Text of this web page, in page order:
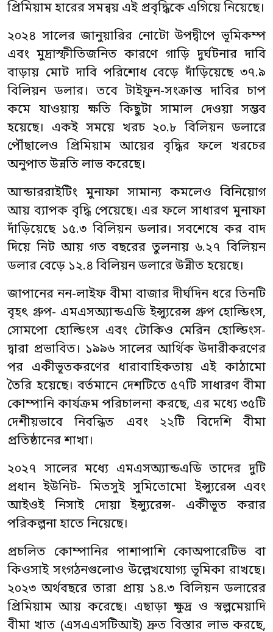
প্রিমিয়াম হারের সমন্বয় এই প্রবৃদ্ধিকে এগিয়ে নিয়েছে।
২০২৪ সালের জানুয়ারির নোটো উপদ্বীপে ভূমিকম্প
এবং মুদ্রাস্ফীতিজনিত কারণে গাড়ি দুর্ঘটনার দাবি
বাড়ায় মোট দাবি পরিশোধ বেড়ে দাঁড়িয়েছে ৩৭.৯
বিলিয়ন ডলার। তবে টাইফুন-সংক্রান্ত দাবির চাপ
কমে যাওয়ায় ক্ষতি কিছুটা সামাল দেওয়া সম্ভব
হয়েছে। একই সময়ে খরচ ২০.৮ বিলিয়ন ডলারে
পৌঁছালেও প্রিমিয়াম আয়ের বৃদ্ধির ফলে খরচের
অনুপাত উন্নতি লাভ করেছে।
আন্ডাররাইটিং মুনাফা সামান্য কমলেও বিনিয়োগ
আয় ব্যাপক বৃদ্ধি পেয়েছে। এর ফলে সাধারণ মুনাফা
দাঁড়িয়েছে ১৫.৩ বিলিয়ন ডলার। সবশেষে কর বাদ
দিয়ে নিট আয় গত বছরের তুলনায় ৬.২৭ বিলিয়ন
ডলার বেড়ে ১২.৪ বিলিয়ন ডলারে উন্নীত হয়েছে।
জাপানের নন-লাইফ বীমা বাজার দীর্ঘদিন ধরে তিনটি
বৃহৎ গ্রুপ- এমএসঅ্যান্ডএডি ইন্স্যুরেন্স গ্রুপ হোল্ডিংস,
সোমপো হোল্ডিংস এবং টোকিও মেরিন হোল্ডিংস-
দ্বারা প্রভাবিত। ১৯৯৬ সালের আর্থিক উদারীকরণের
পর একীভূতকরণের ধারাবাহিকতায় এই কাঠামো
তৈরি হয়েছে। বর্তমানে দেশটিতে ৫৭টি সাধারণ বীমা
কোম্পানি কার্যক্রম পরিচালনা করছে, এর মধ্যে ৩৫টি
দেশীয়ভাবে নিবন্ধিত এবং ২২টি বিদেশি বীমা
প্রতিষ্ঠানের শাখা।
২০২৭ সালের মধ্যে এমএসঅ্যান্ডএডি তাদের দুটি
প্রধান ইউনিট- মিতসুই সুমিতোমো ইন্স্যুরেন্স এবং
আইওই নিসাই দোয়া ইন্স্যুরেন্স- একীভূত করার
পরিকল্পনা হাতে নিয়েছে।
প্রচলিত কোম্পানির পাশাপাশি কোঅপারেটিভ বা
কিওসাই সংগঠনগুলোও উল্লেখযোগ্য ভূমিকা রাখছে।
২০২৩ অর্থবছরে তারা প্রায় ১৪.৩ বিলিয়ন ডলারের
প্রিমিয়াম আয় করেছে। এছাড়া ক্ষুদ্র ও স্বল্পমেয়াদি
বীমা খাত (এসএএসটিআই) দ্রুত বিস্তার লাভ করছে,